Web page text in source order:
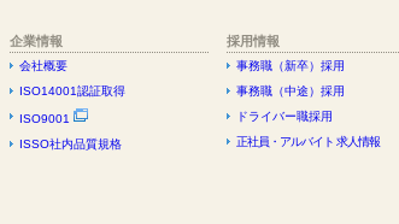
企業情報
会社概要
ISO14001認証取得
ISO9001
ISSO社内品質規格
採用情報
事務職（新卒）採用
事務職（中途）採用
ドライバー職採用
正社員・アルバイト 求人情報